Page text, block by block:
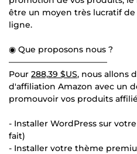
être un moyen très lucratif
ligne.
◉ Que proposons nous ?
————————————
Pour 288,39 $US, nous allons
d'affiliation Amazon avec un
promouvoir vos produits
- Installer WordPress sur
fait)
- Installer votre thème